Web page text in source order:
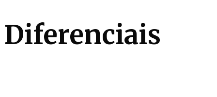
Diferenciais